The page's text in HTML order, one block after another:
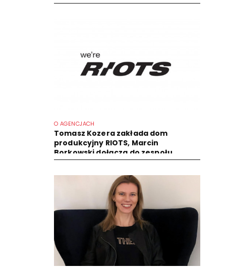
O AGENCJACH
Tomasz Kozera zakłada dom
produkcyjny RIOTS, Marcin
Borkowski dołącza do zespołu